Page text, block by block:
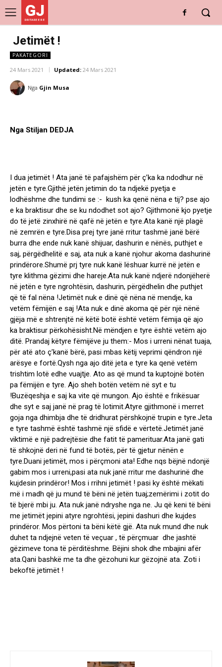
GJ
DRITARE E RE
Jetimët !
PAKATEGORI
24 Mars 2021 Updated: 24 Mars 2021
Nga Gjin Musa
Nga Stiljan DEDJA
I dua jetimët ! Ata janë të pafajshëm për ç’ka ka ndodhur në
jetën e tyre.Gjithë jetën jetimin do ta ndjekë pyetja e
lodhëshme dhe tundimi se :- kush ka qenë nëna e tij? pse ajo
e ka braktisur dhe se ku ndodhet sot ajo? Gjithmonë kjo pyetje
do të jetë zinxhirë në qafë në jetën e tyre.Ata kanë një plagë
në zemrën e tyre.Disa prej tyre janë rritur tashmë janë bërë
burra dhe ende nuk kanë shijuar, dashurin e nënës, puthjet e
saj, përgëdhelitë e saj, ata nuk a kanë njohur akoma dashurinë
prindërore.Shumë prj tyre nuk kanë lëshuar kurrë në jetën e
tyre klithma gëzimi dhe hareje.Ata nuk kanë ndjerë ndonjëherë
në jetën e tyre ngrohtësin, dashurin, përgëdhelin dhe puthjet
që të fal nëna !Jetimët nuk e dinë që nëna në mendje, ka
vetëm fëmijën e saj !Ata nuk e dinë akoma që për një nënë
gjëja më e shtrenjtë në këtë botë është vetëm fëmija që ajo
ka braktisur përkohësisht.Në mëndjen e tyre është vetëm ajo
ditë. Prandaj këtyre fëmijëve ju them:- Mos i urreni nënat tuaja,
për atë ato ç’kanë bërë, pasi mbas këtij veprimi qëndron një
arësye e fortë.Qysh nga ajo ditë jeta e tyre ka qenë vetëm
trishtim lotë edhe vuajtje. Ato as që mund ta kuptojnë botën
pa fëmijën e tyre. Ajo sheh botën vetëm në syt e tu
!Buzëqeshja e saj ka vite që mungon. Ajo është e frikësuar
dhe syt e saj janë në prag të lotimit.Atyre gjithmonë i merret
goja nga dhimbja dhe të dridhurat përshkojnë trupin e tyre.Jeta
e tyre tashmë është tashmë një sfidë e vërtetë.Jetimët janë
viktimë e një padrejtësie dhe fatit të pamerituar.Ata janë gati
të shkojnë deri në fund të botës, për të gjetur nënën e
tyre.Duani jetimët, mos i përçmoni ata! Edhe nqs bëjnë ndonjë
gabim mos i urreni,pasi ata nuk janë rritur me dashurinë dhe
kujdesin prindëror! Mos i rrihni jetimët ! pasi ky është mëkati
më i madh që ju mund të bëni në jetën tuaj;zemërimi i zotit do
të bjerë mbi ju. Ata nuk janë ndryshe nga ne. Ju që keni të bëni
me jetimët jepini atyre ngrohtësi, jepini dashuri dhe kujdes
prindëror. Mos përtoni ta bëni këtë gjë. Ata nuk mund dhe nuk
duhet ta ndjejnë veten të veçuar , të përçmuar dhe jashtë
gëzimeve tona të përditëshme. Bëjini shok dhe mbajini afër
ata.Qani bashkë me ta dhe gëzohuni kur gëzojnë ata. Zoti i
bekoftë jetimët !